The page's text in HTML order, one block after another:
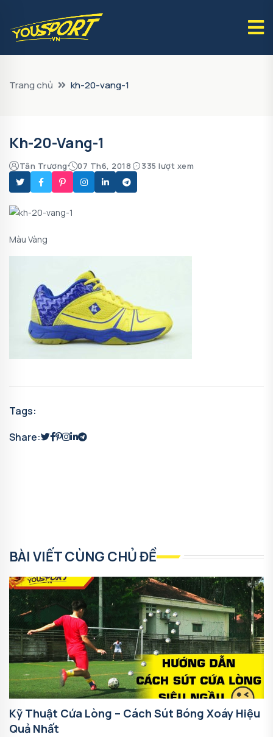
Trang chủ kh-20-vang-1
Kh-20-Vang-1
Tân Trương 07 Th6, 2018 335 lượt xem
Màu Vàng
Tags:
Share:
BÀI VIẾT CÙNG CHỦ ĐỀ
Kỹ Thuật Cứa Lòng – Cách Sút Bóng Xoáy Hiệu
Quả Nhất